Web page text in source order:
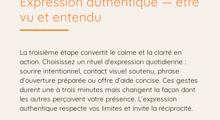
vu et entendu
La troisième étape convertit le calme et la clarté en
action. Choisissez un rituel d’expression quotidienne :
sourire intentionnel, contact visuel soutenu, phrase
d’ouverture préparée ou offre d’aide concise. Ces gestes
durent une à trois minutes mais changent la façon dont
les autres perçoivent votre présence. L’expression
authentique respecte vos limites et invite la réciprocité.